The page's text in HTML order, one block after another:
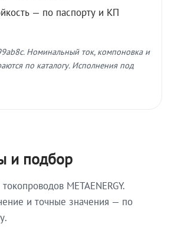
— по паспорту и КП
Номинальный ток, компоновка и
по каталогу. Исполнения под
и подбор
METAENERGY.
и точные значения — по